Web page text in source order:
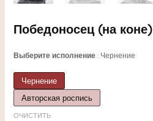
Победоносец (на коне)
Выберите исполнение Чернение
Чернение
Авторская роспись
ОЧИСТИТЬ